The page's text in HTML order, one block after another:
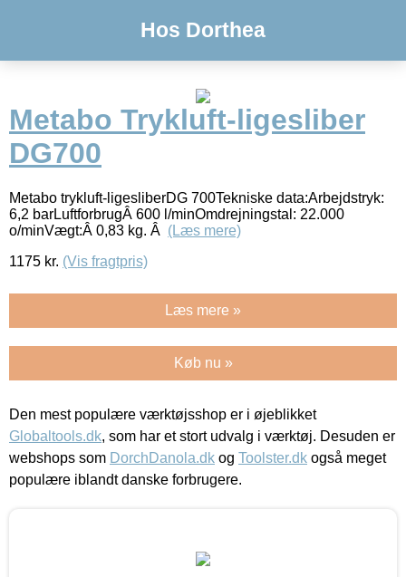
Hos Dorthea
Metabo Trykluft-ligesliber
DG700
Metabo trykluft-ligesliberDG 700Tekniske data:Arbejdstryk:
6,2 barLuftforbrugÂ 600 l/minOmdrejningstal: 22.000
o/minVægt:Â 0,83 kg. Â (Læs mere)
1175 kr. (Vis fragtpris)
Læs mere »
Køb nu »
Den mest populære værktøjsshop er i øjeblikket
Globaltools.dk, som har et stort udvalg i værktøj. Desuden er
webshops som DorchDanola.dk og Toolster.dk også meget
populære iblandt danske forbrugere.